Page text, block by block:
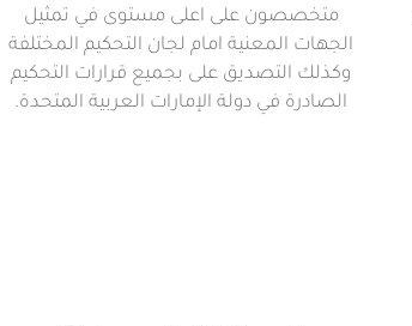
متخصصون على اعلى مستوى في تمثيل
الجهات المعنية امام لجان التحكيم المختلفة
وكذلك التصديق على بجميع قرارات التحكيم
الصادرة في دولة الإمارات العربية المتحدة.